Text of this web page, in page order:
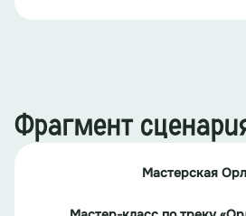
Фрагмент
Мастерская